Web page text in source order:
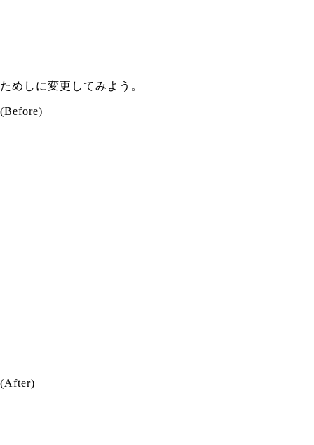
ためしに変更してみよう。
(Before)
(After)